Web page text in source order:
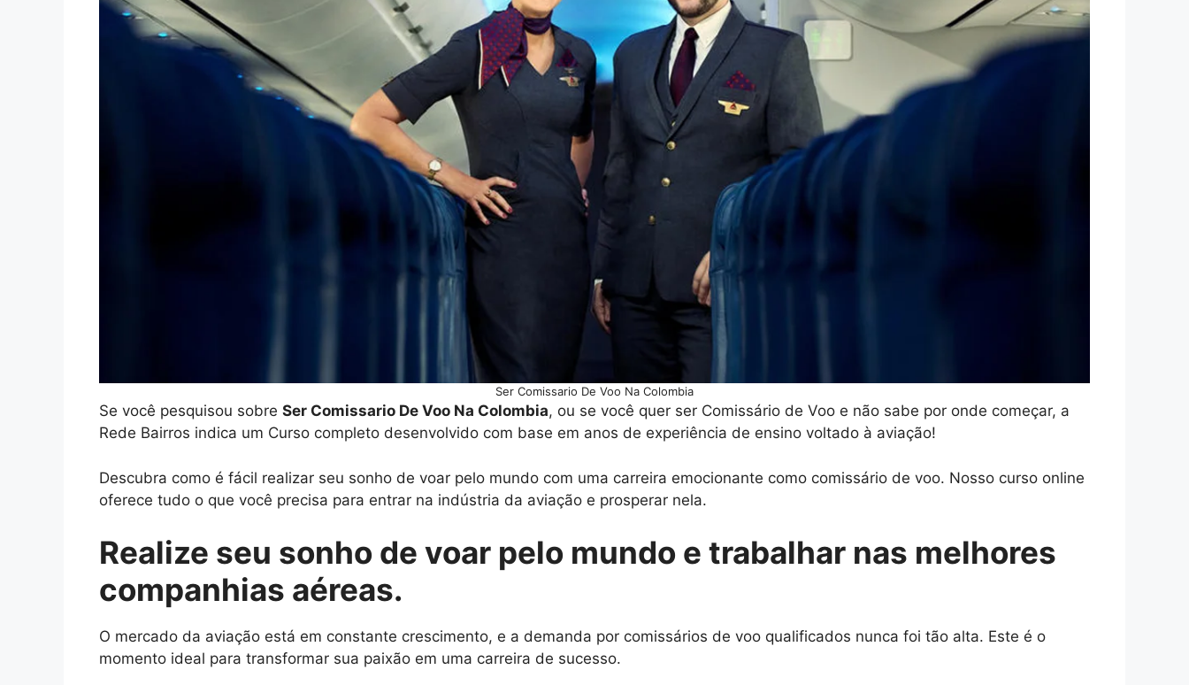
Ser Comissario De Voo Na Colombia
Se você pesquisou sobre Ser Comissario De Voo Na Colombia, ou se você quer ser Comissário de Voo e não sabe por onde começar, a
Rede Bairros indica um Curso completo desenvolvido com base em anos de experiência de ensino voltado à aviação!
Descubra como é fácil realizar seu sonho de voar pelo mundo com uma carreira emocionante como comissário de voo. Nosso curso online
oferece tudo o que você precisa para entrar na indústria da aviação e prosperar nela.
Realize seu sonho de voar pelo mundo e trabalhar nas melhores
companhias aéreas.
O mercado da aviação está em constante crescimento, e a demanda por comissários de voo qualificados nunca foi tão alta. Este é o
momento ideal para transformar sua paixão em uma carreira de sucesso.